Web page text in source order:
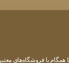
با فروشگاه‌های